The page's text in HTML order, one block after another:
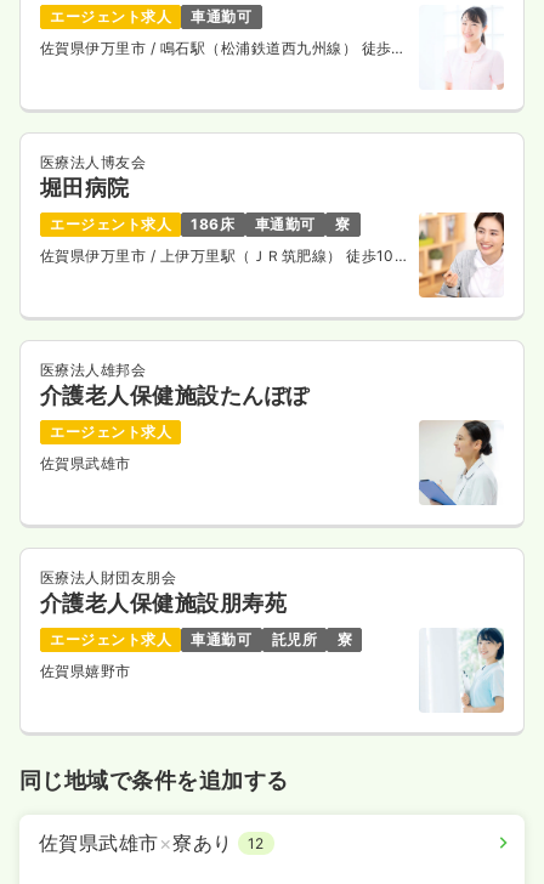
エージェント求人
車通勤可
佐賀県伊万里市 / 鳴石駅（松浦鉄道西九州線） 徒歩1
医療法人博友会
堀田病院
エージェント求人 186床 車通勤可
寮
佐賀県伊万里市 / 上伊万里駅（ＪＲ筑肥線） 徒歩10
医療法人雄邦会
介護老人保健施設たんぽぽ
エージェント求人
佐賀県武雄市
医療法人財団友朋会
介護老人保健施設朋寿苑
エージェント求人 車通勤可 託児所
寮
佐賀県嬉野市
同じ地域で条件を追加する
佐賀県武雄市×寮あり 12